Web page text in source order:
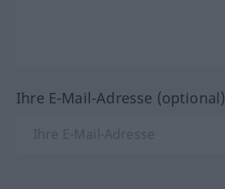
Ihre E-Mail-Adresse (optional)